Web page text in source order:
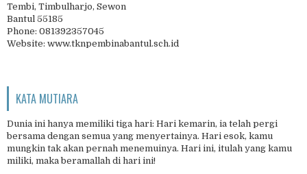
Tembi, Timbulharjo, Sewon
Bantul 55185
Phone: 081392357045
Website: www.tknpembinabantul.sch.id
KATA MUTIARA
Dunia ini hanya memiliki tiga hari: Hari kemarin, ia telah pergi
bersama dengan semua yang menyertainya. Hari esok, kamu
mungkin tak akan pernah menemuinya. Hari ini, itulah yang kamu
miliki, maka beramallah di hari ini!